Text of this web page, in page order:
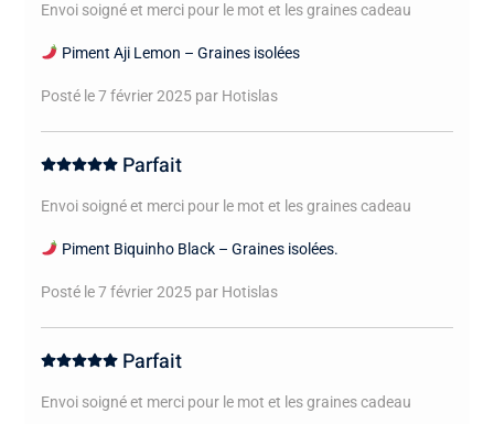
Envoi soigné et merci pour le mot et les graines cadeau
Piment Aji Lemon – Graines isolées
Posté le 7 février 2025par Hotislas
Parfait
Envoi soigné et merci pour le mot et les graines cadeau
Piment Biquinho Black – Graines isolées.
Posté le 7 février 2025par Hotislas
Parfait
Envoi soigné et merci pour le mot et les graines cadeau